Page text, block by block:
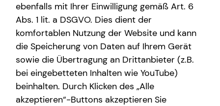
Spezialisten-Netzwerk
henrik.pfarr@tecis.de
Lübecker Str. 126
22087 Hamburg
+49 (179) 8312652
ebenfalls mit Ihrer Einwilligung gemäß Art. 6
Abs. 1 lit. a DSGVO. Dies dient der
komfortablen Nutzung der Website und kann
die Speicherung von Daten auf Ihrem Gerät
sowie die Übertragung an Drittanbieter (z.B.
bei eingebetteten Inhalten wie YouTube)
beinhalten. Durch Klicken des „Alle
akzeptieren“-Buttons akzeptieren Sie